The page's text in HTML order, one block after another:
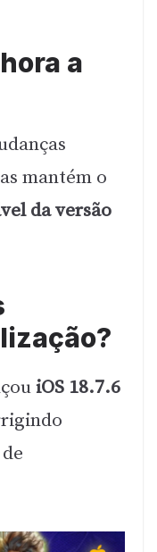
a
mantém o
da versão
iOS 18.7.6